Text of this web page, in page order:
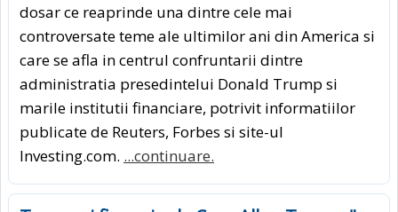
dosar ce reaprinde una dintre cele mai
controversate teme ale ultimilor ani din America si
care se afla in centrul confruntarii dintre
administratia presedintelui Donald Trump si
marile institutii financiare, potrivit informatiilor
publicate de Reuters, Forbes si site-ul
Investing.com. ...continuare.